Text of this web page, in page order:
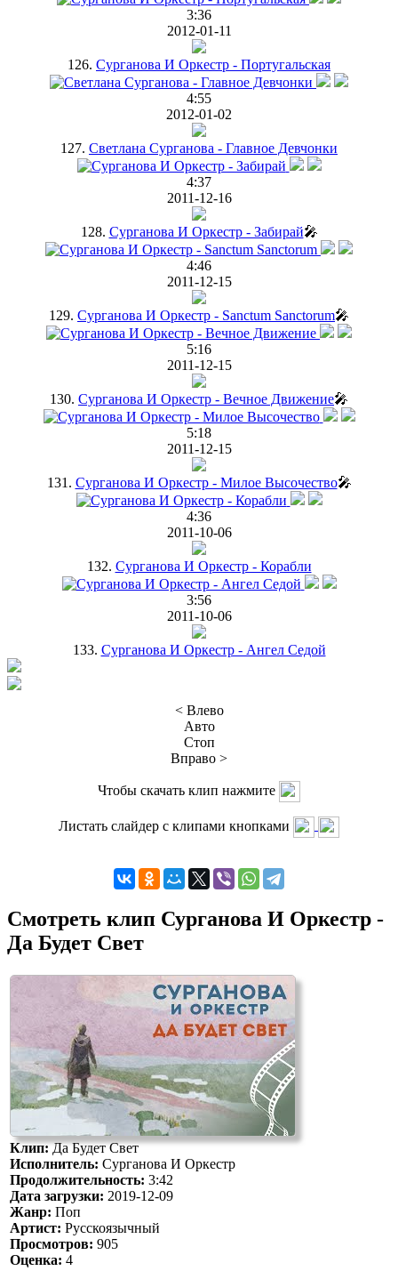
3:36
2012-01-11
126. Сурганова И Оркестр - Португальская
4:55
2012-01-02
127. Светлана Сурганова - Главное Девчонки
4:37
2011-12-16
128. Сурганова И Оркестр - Забирай🎤
4:46
2011-12-15
129. Сурганова И Оркестр - Sanctum Sanctorum🎤
5:16
2011-12-15
130. Сурганова И Оркестр - Вечное Движение🎤
5:18
2011-12-15
131. Сурганова И Оркестр - Милое Высочество🎤
4:36
2011-10-06
132. Сурганова И Оркестр - Корабли
3:56
2011-10-06
133. Сурганова И Оркестр - Ангел Седой
< Влево
Авто
Стоп
Вправо >
Чтобы скачать клип нажмите
Листать слайдер с клипами кнопками
Смотреть клип Сурганова И Оркестр -
Да Будет Свет
Клип:Да Будет Свет
Исполнитель: Сурганова И Оркестр
Продолжительность: 3:42
Дата загрузки: 2019-12-09
Жанр: Поп
Артист: Русскоязычный
Просмотров: 905
Оценка: 4